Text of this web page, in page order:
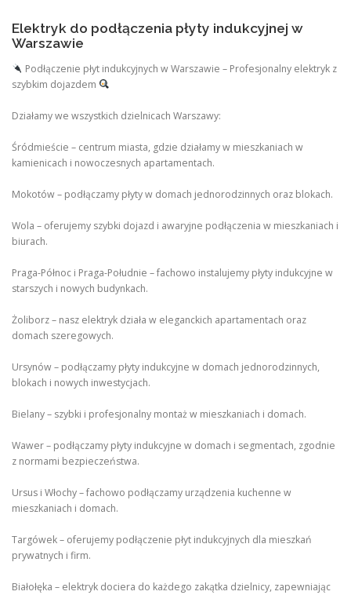
Elektryk do podłączenia płyty indukcyjnej w
Warszawie
Podłączenie płyt indukcyjnych w Warszawie – Profesjonalny elektryk z
szybkim dojazdem
Działamy we wszystkich dzielnicach Warszawy:
Śródmieście – centrum miasta, gdzie działamy w mieszkaniach w
kamienicach i nowoczesnych apartamentach.
Mokotów – podłączamy płyty w domach jednorodzinnych oraz blokach.
Wola – oferujemy szybki dojazd i awaryjne podłączenia w mieszkaniach i
biurach.
Praga-Północ i Praga-Południe – fachowo instalujemy płyty indukcyjne w
starszych i nowych budynkach.
Żoliborz – nasz elektryk działa w eleganckich apartamentach oraz
domach szeregowych.
Ursynów – podłączamy płyty indukcyjne w domach jednorodzinnych,
blokach i nowych inwestycjach.
Bielany – szybki i profesjonalny montaż w mieszkaniach i domach.
Wawer – podłączamy płyty indukcyjne w domach i segmentach, zgodnie
z normami bezpieczeństwa.
Ursus i Włochy – fachowo podłączamy urządzenia kuchenne w
mieszkaniach i domach.
Targówek – oferujemy podłączenie płyt indukcyjnych dla mieszkań
prywatnych i firm.
Białołęka – elektryk dociera do każdego zakątka dzielnicy, zapewniając